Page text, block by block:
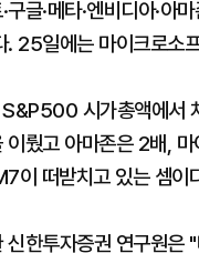
구글·메타·엔비디아·
. 25일에는 마이크로소
시가총액에서
이뤘고 아마존은 2배,
이 떠받치고 있는 셈이
신한투자증권 연구원은